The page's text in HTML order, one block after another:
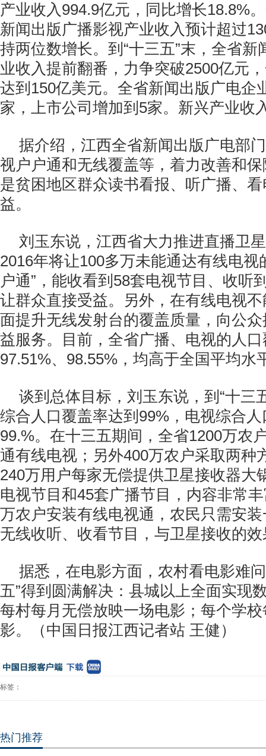
产业收入994.9亿元，同比增长18.8%
新闻出版广播影视产业收入预计超过
持两位数增长。到“十三五”末，全省新
业收入提前翻番，力争突破2500亿元
达到150亿美元。全省新闻出版广电企
家，上市公司增加到5家。新兴产业收
据介绍，江西全省新闻出版广电部
视户户通和无线覆盖等，着力改善和
是贫困地区群众读书看报、听广播、
益。
刘玉东说，江西省大力推进直播卫
2016年将让100多万未能通达有线电视
户通”，能收看到58套电视节目、收听
让群众直接受益。另外，在有线电视
面提升无线发射台的覆盖质量，向公
益服务。目前，全省广播、电视的人
97.51%、98.55%，均高于全国平均水
谈到总体目标，刘玉东说，到“十三
综合人口覆盖率达到99%，电视综合
99.%。在十三五期间，全省1200万农
通有线电视；另外400万农户采取两种
240万用户每家无偿提供卫星接收器大
电视节目和45套广播节目，内容非常
万农户安装有线电视通，农民只需安
无线收听、收看节目，与卫星接收的
据悉，在电影方面，农村看电影难
五”得到圆满解决：县城以上全面实现
每村每月无偿放映一场电影；每个学
影。（中国日报江西记者站 王健）
标签：
热门推荐